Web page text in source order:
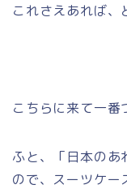
これさえあれば、
こちらに来て一番
ふと、「日本のあ
ので、スーツケー